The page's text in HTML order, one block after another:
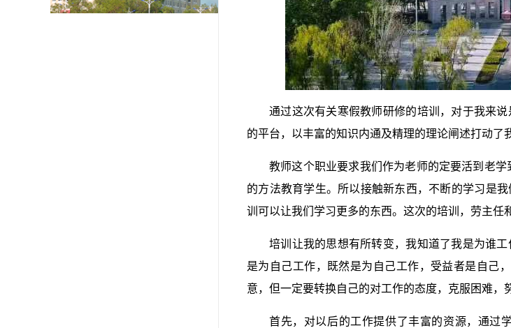
通过这次有关寒假教师研修的培训，对于我来
的平台，以丰富的知识内通及精理的理论闸述打动了
教师这个职业要求我们作为老师的定要活到老
的方法教育学生。所以接触新东西，不断的学习是
训可以让我们学习更多的东西。这次的培训，劳主任
培训让我的思想有所转变，我知道了我是为谁
是为自己工作，既然是为自己工作，受益者是自己
意，但一定要转换自己的对工作的态度，克服困难，
首先，对以后的工作提供了丰富的资源，通过